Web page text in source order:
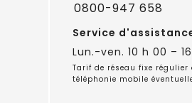
0800-947 658
Service
Lun.-ven. 10 h 00 –
Tarif de réseau fixe
téléphonie mobile